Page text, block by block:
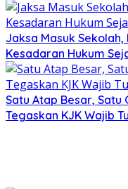
Jaksa Masuk
Kesadaran Hukum
Satu Atap Besar, Satu
Tegaskan KJK Wajib